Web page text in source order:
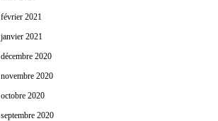
février 2021
janvier 2021
décembre 2020
novembre 2020
octobre 2020
septembre 2020